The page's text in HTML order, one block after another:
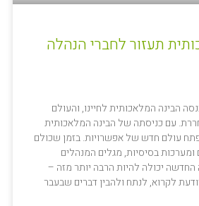
תעזור לחברי הנהלה
הבינה המלאכותית לחיינו, והעולם
עם כניסתה של הבינה המלאכותית
עולם חדש של אפשרויות. בזמן שכולם
בסיסיות, מגלים המנהלים
החדשה יכולה להיות הרבה יותר מזה –
לקרוא, לנתח ולהבין דברים שבעבר